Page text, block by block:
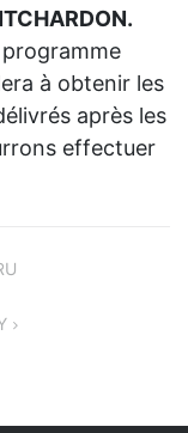
à obtenir les
après les
effectuer